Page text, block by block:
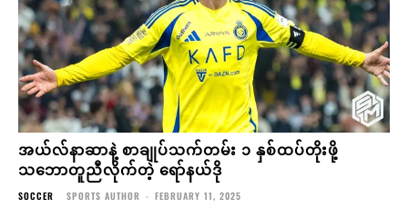
အယ်လ်နာဆာနဲ့ စာချုပ်သက်တမ်း ၁ နှစ်ထပ်တိုးဖို့
သဘောတူညီလိုက်တဲ့ ရော်နယ်ဒို
SOCCER SPORTS AUTHOR - FEBRUARY 11, 2025